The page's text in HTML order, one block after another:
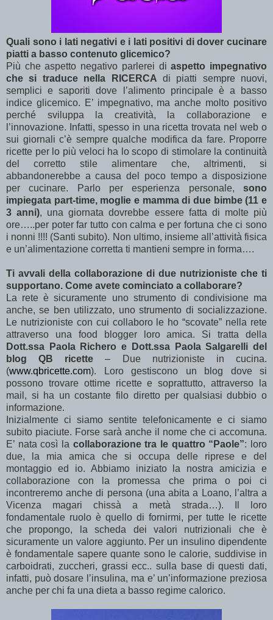
Quali sono i lati negativi e i lati positivi di dover cucinare
piatti a basso contenuto glicemico?
Più che aspetto negativo parlerei diaspetto impegnativo
che si traduce nella RICERCA di piatti sempre nuovi,
semplici e saporiti dove l’alimento principale è a basso
indice glicemico. E’ impegnativo, ma anche molto positivo
perché sviluppa la creatività, la collaborazione e
l’innovazione. Infatti, spesso in una ricetta trovata nel web o
sui giornali c’è sempre qualche modifica da fare. Proporre
ricette per lo più veloci ha lo scopo di stimolare la continuità
del corretto stile alimentare che, altrimenti, si
abbandonerebbe a causa del poco tempo a disposizione
per cucinare. Parlo per esperienza personale, sono
impiegata part-time, moglie e mamma di due bimbe (11 e
3 anni), una giornata dovrebbe essere fatta di molte più
ore…..per poter far tutto con calma e per fortuna che ci sono
i nonni !!!! (Santi subito). Non ultimo, insieme all’attività fisica
e un’alimentazione corretta ti mantieni sempre in forma….
Ti avvali della collaborazione di due nutrizioniste che ti
supportano. Come avete cominciato a collaborare?
La rete è sicuramente uno strumento di condivisione ma
anche, se ben utilizzato, uno strumento di socializzazione.
Le nutrizioniste con cui collaboro le ho “scovate” nella rete
attraverso una food blogger loro amica. Si tratta della
Dott.ssa Paola Richero e Dott.ssa Paola Salgarelli del
blog QB ricette– Due nutrizioniste in cucina.
(www.qbricette.com). Loro gestiscono un blog dove si
possono trovare ottime ricette e soprattutto, attraverso la
mail, si ha un costante filo diretto per qualsiasi dubbio o
informazione.
Inizialmente ci siamo sentite telefonicamente e ci siamo
subito piaciute. Forse sarà anche il nome che ci accomuna.
E’ nata così la collaborazione tra le quattro “Paole”: loro
due, la mia amica che si occupa delle riprese e del
montaggio ed io. Abbiamo iniziato la nostra amicizia e
collaborazione con la promessa che prima o poi ci
incontreremo anche di persona (una abita a Loano, l’altra a
Vicenza magari chissà a metà strada…). Il loro
fondamentale ruolo è quello di fornirmi, per tutte le ricette
che propongo, la scheda dei valori nutrizionali che è
sicuramente un valore aggiunto. Per un insulino dipendente
è fondamentale sapere quante sono le calorie, suddivise in
carboidrati, zuccheri, grassi ecc.. sulla base di questi dati,
infatti, può dosare l’insulina, ma e’ un’informazione preziosa
anche per chi fa una dieta a basso regime calorico.